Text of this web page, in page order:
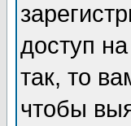
доступ
так, то
чтобы